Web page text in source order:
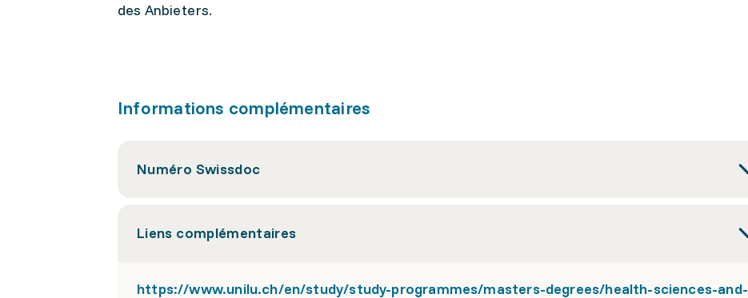
des Anbieters.
Informations complémentaires
Numéro Swissdoc
Liens complémentaires
https://www.unilu.ch/en/study/study-programmes/masters-degrees/health-sciences-and-